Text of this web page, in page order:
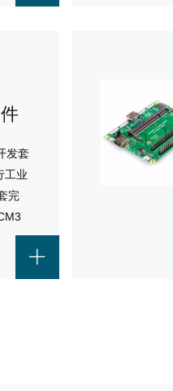
统
发套
工业
完
件